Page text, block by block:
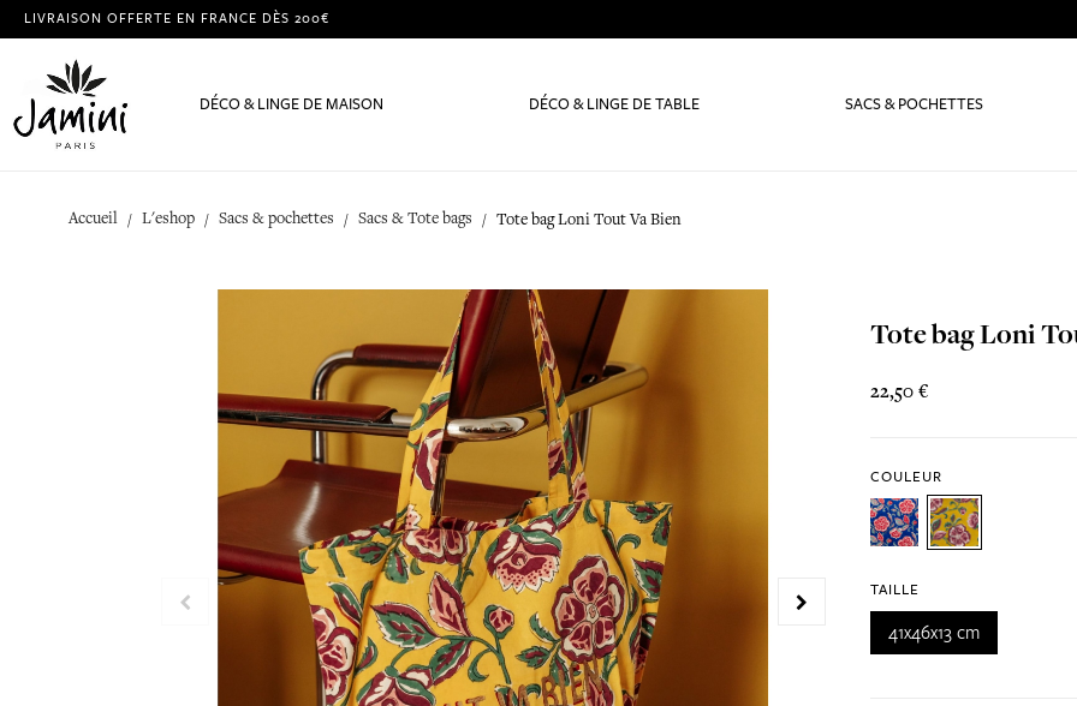
LIVRAISON OFFERTE EN FRANCE DÈS 200€
DÉCO & LINGE DE MAISON DÉCO & LINGE DE TABLE SACS & POCHETTES
Accueil L'eshop Sacs & pochettes Sacs & Tote bags Tote bag Loni Tout Va Bien
Tote bag Loni
22,50 €
COULEUR
TAILLE
41x46x13 cm